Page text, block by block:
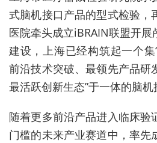
式脑机接口产品的型式检验，
医院牵头成立iBRAIN联盟开
建设，上海已经构筑起一个
前沿技术突破、最领先产品研
最活跃创新生态”于一体的脑机
随着更多前沿产品进入临床验
门槛的未来产业赛道中，率先